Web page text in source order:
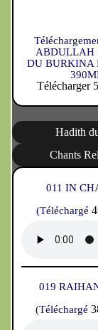
ABDULLAH
DU BURKINA
Télécharger
Hadith
Chants
011 IN
(Téléchargé
019
(Téléchargé